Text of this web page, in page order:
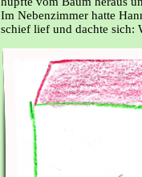
Im Nebenzimmer hatte
schief lief und dachte sich: